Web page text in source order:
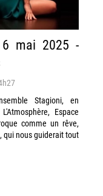
6 mai 2025 -
Stagioni, en
Espace
comme un rêve,
qui nous guiderait tout